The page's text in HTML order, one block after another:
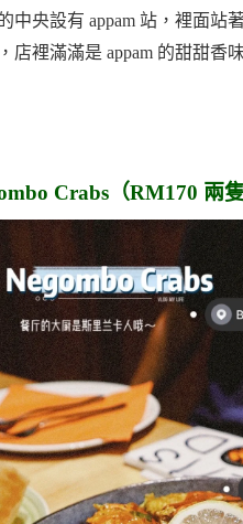
中央設有 appam 站，裡面站
店裡滿滿是 appam 的甜甜香
Crabs（RM170 兩